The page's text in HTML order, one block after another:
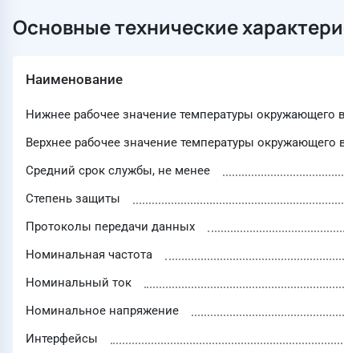
Основные технические
Наименование
Нижнее рабочее значение температуры окружающего
Верхнее рабочее значение температуры окружающего
Средний срок службы, не менее
Степень защиты
Протоколы передачи данных
Номинальная частота
Номинальный ток
Номинальное напряжение
Интерфейсы